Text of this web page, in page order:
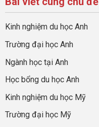
sự
nghiệp
quả
của
cha
thông
hồ
sơ
du
học
“Dày
hoạt
động
nhưng
thiếu
năng
lực”
Biến
Đoạn
Visa
“Bước
Vàng”
Cất
Cánh
ở
Hiểu
đúng
nghề
và
ngành:
Bí
quyết
không
giờ
Kinh nghiệm du học Anh
Trường đại học Anh
Ngành học tại Anh
Học bổng du học Anh
Kinh nghiệm du học Mỹ
Trường đại học Mỹ